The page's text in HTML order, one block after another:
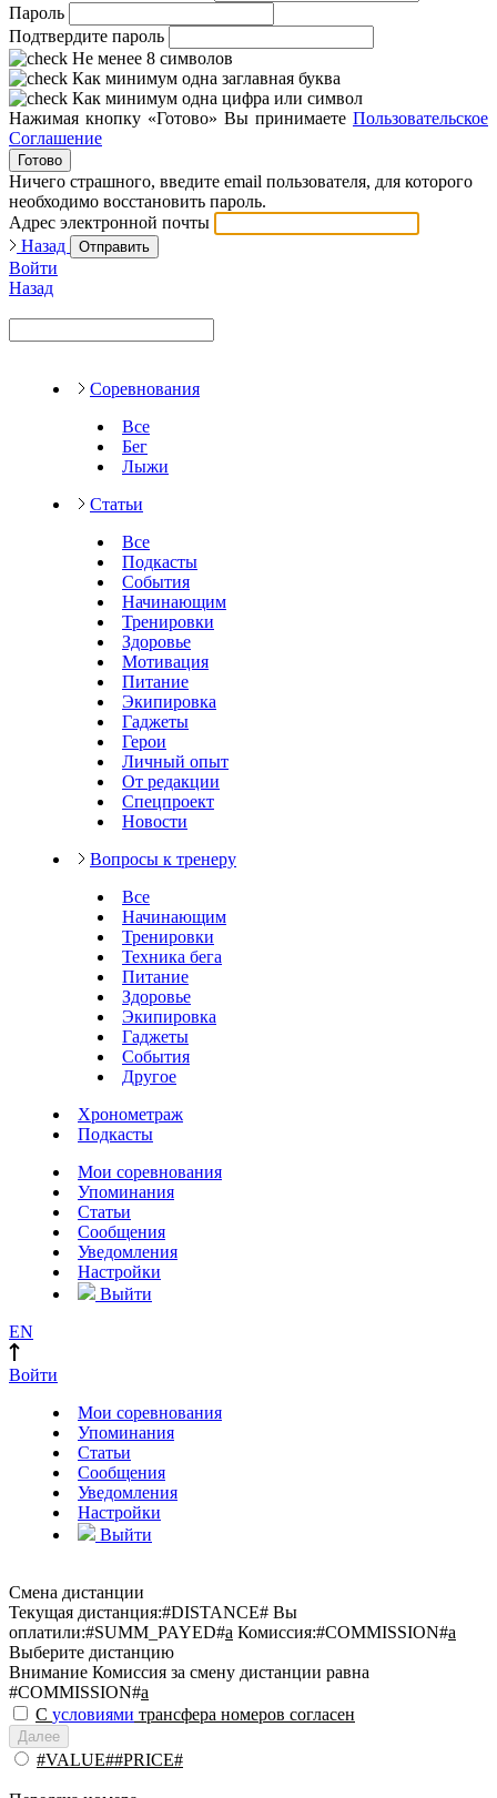
Пароль
Подтвердите пароль
Не менее 8 символов
Как минимум одна заглавная буква
Как минимум одна цифра или символ
Нажимая кнопку «Готово» Вы принимаете Пользовательское
Соглашение
Готово
Ничего страшного, введите email пользователя, для которого
необходимо восстановить пароль.
Адрес электронной почты
Назад
Отправить
Войти
Назад
Соревнования
Все
Бег
Лыжи
Статьи
Все
Подкасты
События
Начинающим
Тренировки
Здоровье
Мотивация
Питание
Экипировка
Гаджеты
Герои
Личный опыт
От редакции
Спецпроект
Новости
Вопросы к тренеру
Все
Начинающим
Тренировки
Техника бега
Питание
Здоровье
Экипировка
Гаджеты
События
Другое
Хронометраж
Подкасты
Мои соревнования
Упоминания
Статьи
Сообщения
Уведомления
Настройки
Выйти
EN
Войти
Мои соревнования
Упоминания
Статьи
Сообщения
Уведомления
Настройки
Выйти
Смена дистанции
Текущая дистанция:#DISTANCE# Вы
оплатили:#SUMM_PAYED#a Комиссия:#COMMISSION#a
Выберите дистанцию
Внимание Комиссия за смену дистанции равна
#COMMISSION#a
С условиями трансфера номеров согласен
Далее
#VALUE##PRICE#